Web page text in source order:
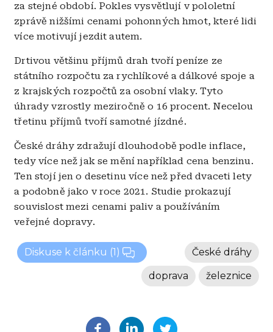
za stejné období. Pokles vysvětlují v pololetní
zprávě nižšími cenami pohonných hmot, které lidi
více motivují jezdit autem.
Drtivou většinu příjmů drah tvoří peníze ze
státního rozpočtu za rychlíkové a dálkové spoje a
z krajských rozpočtů za osobní vlaky. Tyto
úhrady vzrostly meziročně o 16 procent. Necelou
třetinu příjmů tvoří samotné jízdné.
České dráhy zdražují dlouhodobě podle inflace,
tedy více než jak se mění například cena benzinu.
Ten stojí jen o desetinu více než před dvaceti lety
a podobně jako v roce 2021. Studie prokazují
souvislost mezi cenami paliv a používáním
veřejné dopravy.
Diskuse k článku (1) České dráhy
železnice
doprava